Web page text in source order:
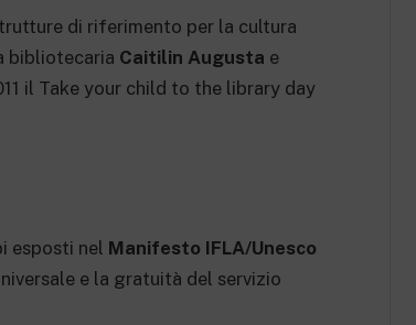
di riferimento per la cultura
bibliotecaria Caitilin Augusta e
il Take your child to the library day
esposti nel Manifesto IFLA/Unesco
e la gratuità del servizio